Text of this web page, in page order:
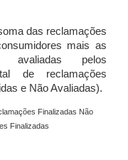
das reclamações
mais as
avaliadas pelos
de reclamações
e Não Avaliadas).
Finalizadas Não
Finalizadas